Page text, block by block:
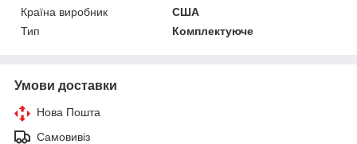
Країна виробник
США
Тип
Комплектуюче
Умови доставки
Нова Пошта
Самовивіз